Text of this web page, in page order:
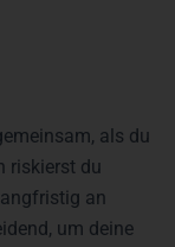
als du
riskierst du
an
um deine